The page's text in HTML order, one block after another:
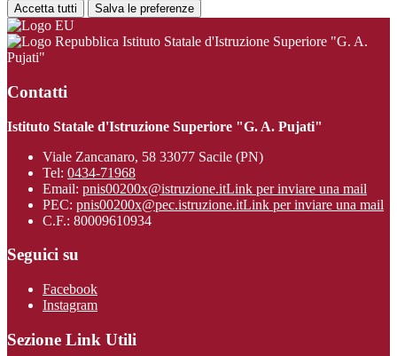
Accetta tutti Salva le preferenze
Istituto Statale d'Istruzione Superiore "G. A.
Pujati"
Contatti
Istituto Statale d'Istruzione Superiore "G. A. Pujati"
Viale Zancanaro, 58 33077 Sacile (PN)
Tel: 0434-71968
Email: pnis00200x@istruzione.itLink per inviare una mail
PEC: pnis00200x@pec.istruzione.itLink per inviare una mail
C.F.: 80009610934
Seguici su
Facebook
Instagram
Sezione Link Utili